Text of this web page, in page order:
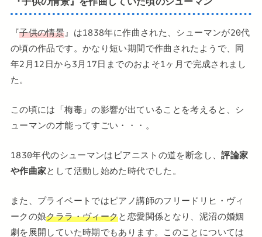
『子供の情景』は1838年に作曲された、シューマンが20代
の頃の作品です。かなり短い期間で作曲されたようで、同
年2月12日から3月17日までのおよそ1ヶ月で完成されまし
た。
この頃には「梅毒」の影響が出ていることを考えると、シ
ューマンの才能ってすごい・・・。
1830年代のシューマンはピアニストの道を断念し、評論家
や作曲家として活動し始めた時代でした。
また、プライベートではピアノ講師のフリードリヒ・ヴィ
ークの娘クララ・ヴィークと恋愛関係となり、泥沼の婚姻
劇を展開していた時期でもあります。このことについては